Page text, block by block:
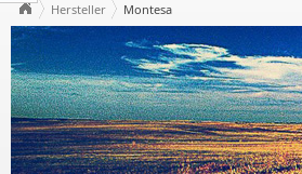
Hersteller Montesa